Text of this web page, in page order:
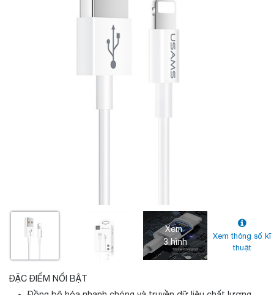
Xem
3 hình
Xem thông số kĩ
thuật
ĐẶC ĐIỂM NỔI BẬT